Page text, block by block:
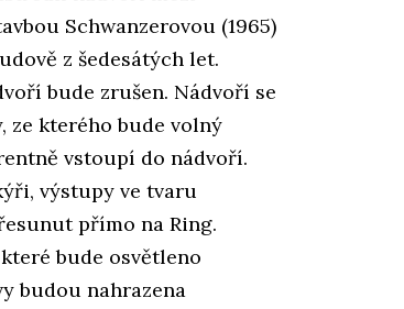
Schwanzerovou (1965)
z šedesátých let.
bude zrušen. Nádvoří se
ze kterého bude volný
vstoupí do nádvoří.
výstupy ve tvaru
přímo na Ring.
bude osvětleno
budou nahrazena